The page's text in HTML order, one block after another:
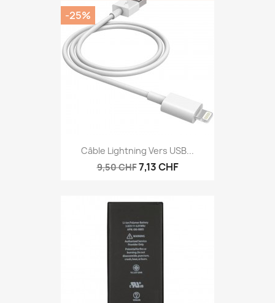
Câble Lightning Vers USB...
9,50 CHF7,13 CHF
-25%